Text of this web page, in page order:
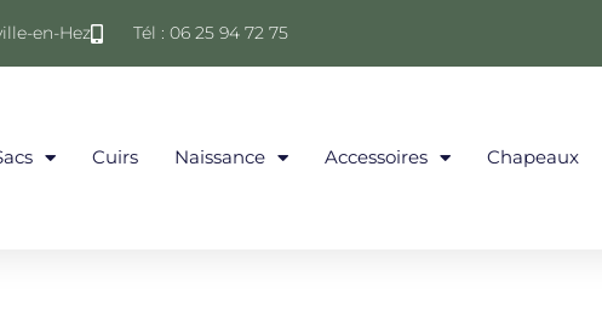
en-Hez Tél : 06 25 94 72 75
Cuirs Naissance Accessoires Chapeaux